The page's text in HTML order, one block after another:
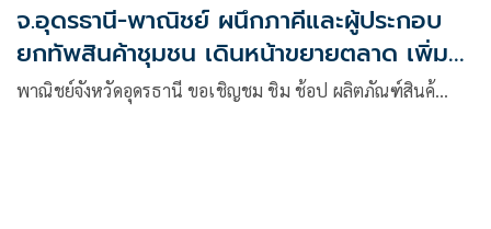
จ.อุดรธานี-พาณิชย์ ผนึกภาคีและผู้ประกอบ
ยกทัพสินค้าชุมชน เดินหน้าขยายตลาด เพิ่ม
ช่องทางการจำหน่าย
พาณิชย์จังหวัดอุดรธานี ขอเชิญชม ชิม ช้อป ผลิตภัณฑ์สินค้…